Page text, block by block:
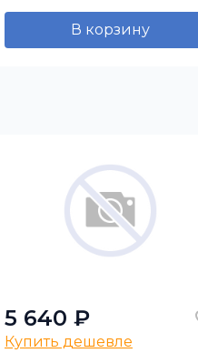
В корзину
5 640 ₽
Купить дешевле